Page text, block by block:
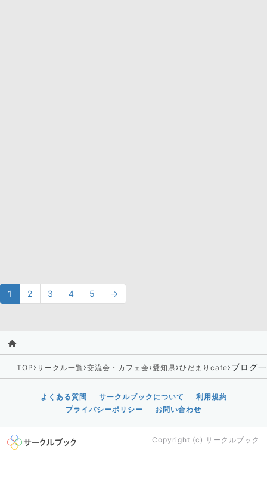
1 2 3 4 5 →
TOP ›サークル一覧›交流会・カフェ会›愛知県›ひだまりcafe›ブログ
よくある質問 サークルブックについて
利用規約
プライバシーポリシー
お問い合わせ
Copyright (c) サークルブック